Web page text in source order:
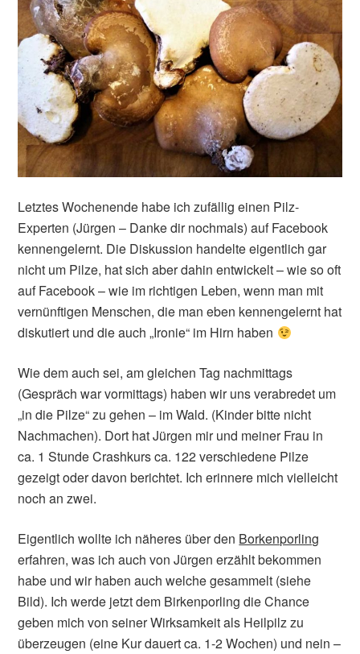
Letztes Wochenende habe ich zufällig einen Pilz-
Experten (Jürgen – Danke dir nochmals) auf Facebook
kennengelernt. Die Diskussion handelte eigentlich gar
nicht um Pilze, hat sich aber dahin entwickelt – wie so oft
auf Facebook – wie im richtigen Leben, wenn man mit
vernünftigen Menschen, die man eben kennengelernt hat
diskutiert und die auch „Ironie“ im Hirn haben
Wie dem auch sei, am gleichen Tag nachmittags
(Gespräch war vormittags) haben wir uns verabredet um
„in die Pilze“ zu gehen – im Wald. (Kinder bitte nicht
Nachmachen). Dort hat Jürgen mir und meiner Frau in
ca. 1 Stunde Crashkurs ca. 122 verschiedene Pilze
gezeigt oder davon berichtet. Ich erinnere mich vielleicht
noch an zwei.
Eigentlich wollte ich näheres über den Borkenporling
erfahren, was ich auch von Jürgen erzählt bekommen
habe und wir haben auch welche gesammelt (siehe
Bild). Ich werde jetzt dem Birkenporling die Chance
geben mich von seiner Wirksamkeit als Heilpilz zu
überzeugen (eine Kur dauert ca. 1-2 Wochen) und nein –